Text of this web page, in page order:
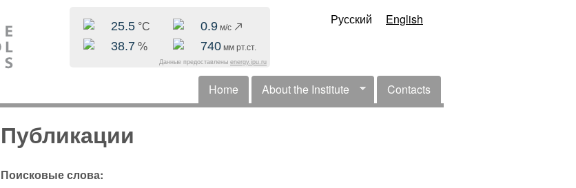
25.5 °C
38.7 %
0.9 м/с
740 мм рт.ст.
Данные предоставлены energy.ipu.ru
Русский English
Horizontal Menu
Home About the Institute Contacts
Публикации
Поисковые слова: